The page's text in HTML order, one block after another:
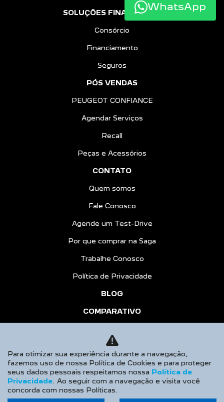
SOLUÇÕES FINANCEIRAS
Consórcio
Financiamento
Seguros
PÓS VENDAS
PEUGEOT CONFIANCE
Agendar Serviços
Recall
Peças e Acessórios
CONTATO
Quem somos
Fale Conosco
Agende um Test-Drive
Por que comprar na Saga
Trabalhe Conosco
Política de Privacidade
BLOG
COMPARATIVO
AGENDE UM TEST DRIVE
Desacelere. Seu bem maior é a vida.
WhatsApp
Para otimizar sua experiência durante a navegação,
fazemos uso de nossa Política de Cookies e para proteger
seus dados pessoais respeitamos nossa Política de
Privacidade. Ao seguir com a navegação e visita você
concorda com nossas Políticas.